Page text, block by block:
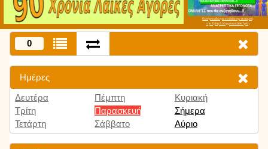
Πατήστε εδώ για να δείτε την εκπομπή
την Τρίτη 9:00 μμ και κάθε Τρίτη
0
Ημέρες
Δευτέρα
Τρίτη
Τετάρτη
Πέμπτη
Παρασκευή
Σάββατο
Κυριακή
Σήμερα
Αύριο